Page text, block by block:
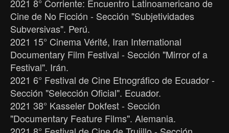
2021 8° Corriente: Encuentro Latinoamericano de
Cine de No Ficción - Sección "Subjetividades
Subversivas". Perú.
2021 15° Cinema Vérité, Iran International
Documentary Film Festival - Sección "Mirror of a
Festival". Irán.
2021 6° Festival de Cine Etnográfico de Ecuador -
Sección "Selección Oficial". Ecuador.
2021 38° Kasseler Dokfest - Sección
"Documentary Feature Films". Alemania.